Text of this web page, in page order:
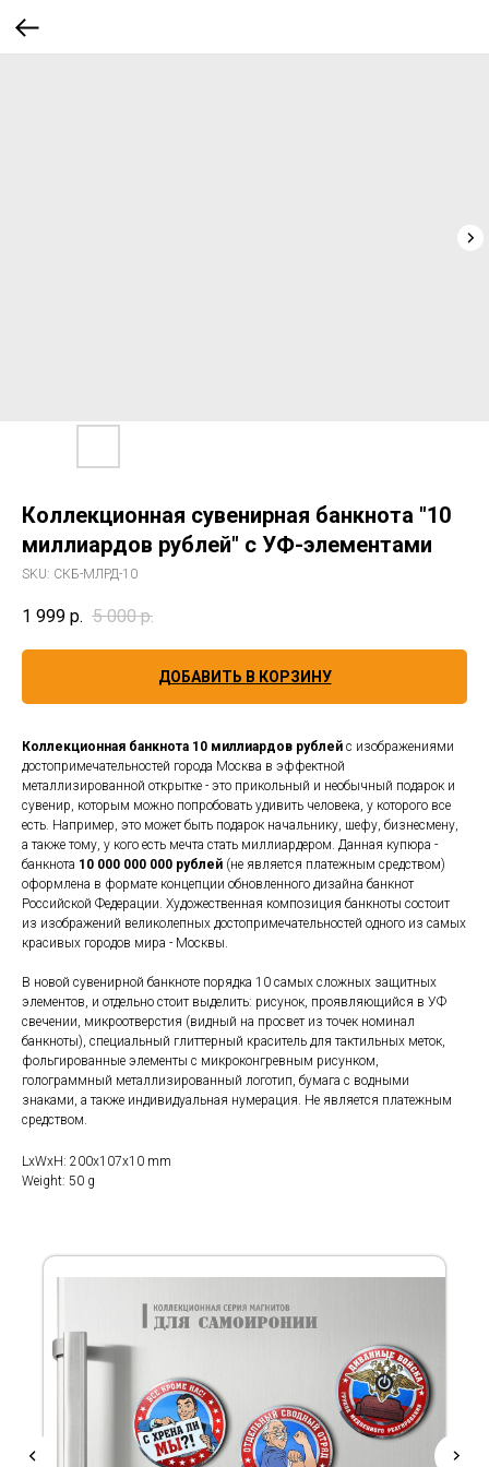
Коллекционная сувенирная банкнота "10
миллиардов рублей" с УФ-элементами
SKU: СКБ-МЛРД-10
1 999 р. 5 000 р.
ДОБАВИТЬ В КОРЗИНУ
Коллекционная банкнота 10 миллиардов рублей с изображениями
достопримечательностей города Москва в эффектной
металлизированной открытке - это прикольный и необычный подарок и
сувенир, которым можно попробовать удивить человека, у которого все
есть. Например, это может быть подарок начальнику, шефу, бизнесмену,
а также тому, у кого есть мечта стать миллиардером. Данная купюра -
банкнота 10 000 000 000 рублей (не является платежным средством)
оформлена в формате концепции обновленного дизайна банкнот
Российской Федерации. Художественная композиция банкноты состоит
из изображений великолепных достопримечательностей одного из самых
красивых городов мира - Москвы.
В новой сувенирной банкноте порядка 10 самых сложных защитных
элементов, и отдельно стоит выделить: рисунок, проявляющийся в УФ
свечении, микроотверстия (видный на просвет из точек номинал
банкноты), специальный глиттерный краситель для тактильных меток,
фольгированные элементы с микроконгревным рисунком,
голограммный металлизированный логотип, бумага с водными
знаками, а также индивидуальная нумерация. Не является платежным
средством.
LxWxH: 200x107x10 mm
Weight: 50 g